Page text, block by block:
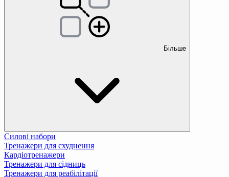
Більше
Силові набори
Тренажери для схуднення
Кардіотренажери
Тренажери для сідниць
Тренажери для реабілітації